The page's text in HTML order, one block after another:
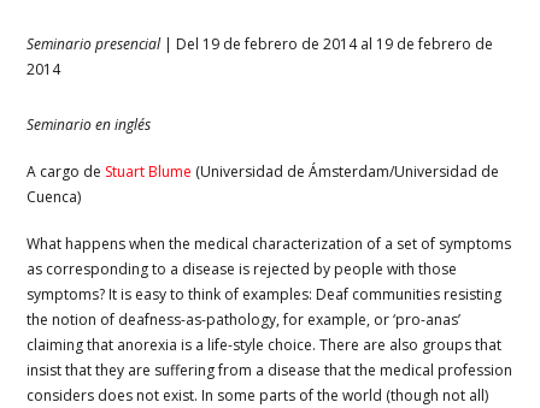
Seminario presencial| Del 19 de febrero de 2014 al 19 de febrero de
2014
Seminario en inglés
A cargo de Stuart Blume (Universidad de Ámsterdam/Universidad de
Cuenca)
What happens when the medical characterization of a set of symptoms
as corresponding to a disease is rejected by people with those
symptoms? It is easy to think of examples: Deaf communities resisting
the notion of deafness-as-pathology, for example, or ‘pro-anas’
claiming that anorexia is a life-style choice. There are also groups that
insist that they are suffering from a disease that the medical profession
considers does not exist. In some parts of the world (though not all)